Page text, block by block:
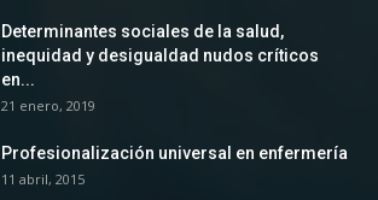
Determinantes sociales de la salud,
inequidad y desigualdad nudos críticos
en...
21 enero, 2019
Profesionalización universal en enfermería
11 abril, 2015